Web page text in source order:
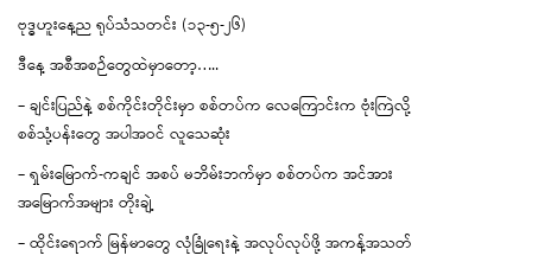
ဗုဒ္ဓဟူးနေ့ည ရုပ်သံသတင်း (၁၃-၅-၂၆)
ဒီနေ့ အစီအစဉ်တွေထဲမှာတော့…..
– ချင်းပြည်နဲ့ စစ်ကိုင်းတိုင်းမှာ စစ်တပ်က လေကြောင်းက ဗုံးကြဲလို့
စစ်သုံ့ပန်းတွေ အပါအဝင် လူသေဆုံး
– ရှမ်းမြောက်-ကချင် အစပ် မဘိမ်းဘက်မှာ စစ်တပ်က အင်အား
အမြောက်အများ တိုးချဲ့
– ထိုင်းရောက် မြန်မာတွေ လုံခြုံရေးနဲ့ အလုပ်လုပ်ဖို့ အကန့်အသတ်